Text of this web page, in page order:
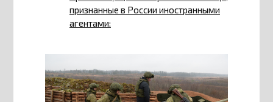
признанные в России иностранными
агентами: